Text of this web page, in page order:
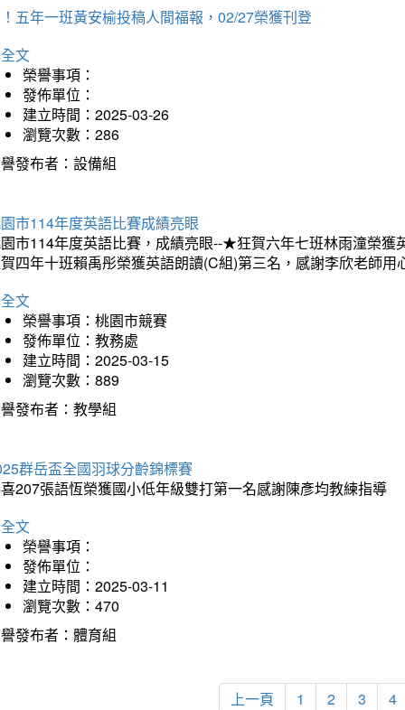
五年一班黃安榆投稿人間福報，02/27榮獲刊登
文
榮譽事項：
發佈單位：
建立時間：2025-03-26
瀏覽次數：286
發布者：設備組
市114年度英語比賽成績亮眼
市114年度英語比賽，成績亮眼--★狂賀六年七班林雨潼榮
四年十班賴禹彤榮獲英語朗讀(C組)第三名，感謝李欣老師
文
榮譽事項：桃園市競賽
發佈單位：教務處
建立時間：2025-03-15
瀏覽次數：889
發布者：教學組
群岳盃全國羽球分齡錦標賽
207張語恆榮獲國小低年級雙打第一名感謝陳彥均教練指導
文
榮譽事項：
發佈單位：
建立時間：2025-03-11
瀏覽次數：470
發布者：體育組
上一頁 1 2 3 4